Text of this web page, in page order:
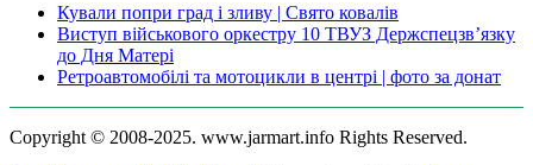
Кували попри град і зливу | Свято ковалів
Виступ військового оркестру 10 ТВУЗ Держспецзв’язку
до Дня Матері
Ретроавтомобілі та мотоцикли в центрі | фото за донат
Copyright © 2008-2025. www.jarmart.info Rights Reserved.